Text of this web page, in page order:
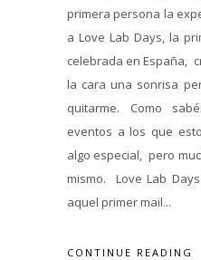
primera persona la
a Love Lab Days, la
celebrada en España,
la cara una sonrisa
quitarme. Como
eventos a los que
algo especial, pero
mismo. Love Lab
aquel primer mail...
CONTINUE READING